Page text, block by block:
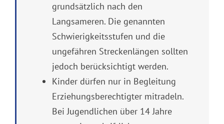
grundsätzlich nach den
Langsameren. Die genannten
Schwierigkeitsstufen und die
ungefähren Streckenlängen sollten
jedoch berücksichtigt werden.
Kinder dürfen nur in Begleitung
Erziehungsberechtigter mitradeln.
Bei Jugendlichen über 14 Jahre